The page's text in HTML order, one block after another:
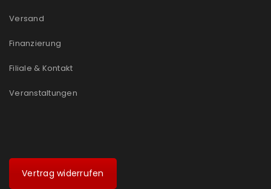
Versand
Finanzierung
Filiale & Kontakt
Veranstaltungen
Vertrag widerrufen